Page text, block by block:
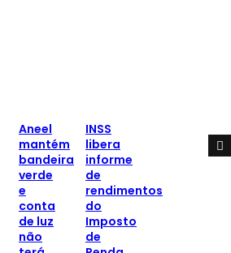
Aneel
mantém
bandeira
verde
e
conta
de luz
não
INSS
libera
informe
de
rendimentos
do
Imposto
de